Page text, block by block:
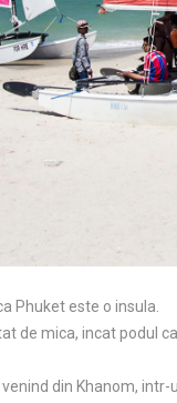
Phuket este o insula.
de mica, incat podul
din Khanom,